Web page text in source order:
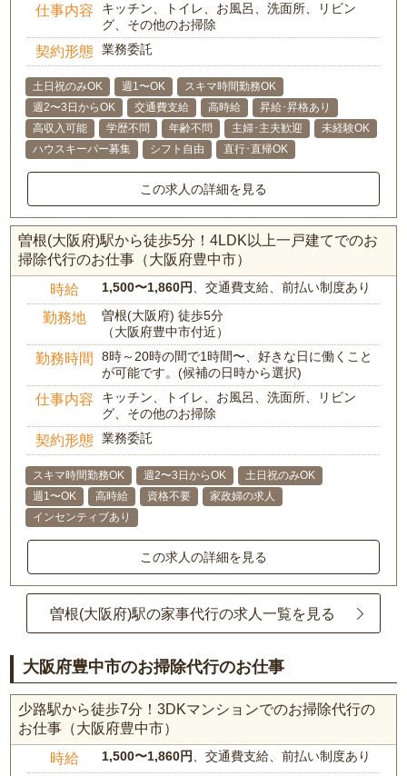
仕事内容
キッチン、トイレ、お風呂、洗面所、リビン
グ、その他のお掃除
契約形態 業務委託
土日祝のみOK 週1〜OK
スキマ時間勤務OK
週2〜3日からOK
交通費支給 高時給
昇給･昇格あり
高収入可能
学歴不問 年齢不問 主婦･主夫歓迎
未経験OK
ハウスキーパー募集
シフト自由 直行･直帰OK
この求人の詳細を見る
曽根(大阪府)駅から徒歩5分！4LDK以上一戸建てでのお
掃除代行のお仕事（大阪府豊中市）
時給 1,500〜1,860円、交通費支給、前払い制度あり
勤務地
曽根(大阪府) 徒歩5分
（大阪府豊中市付近）
勤務時間
8時～20時の間で1時間〜、好きな日に働くこと
が可能です。(候補の日時から選択)
仕事内容
キッチン、トイレ、お風呂、洗面所、リビン
グ、その他のお掃除
契約形態 業務委託
スキマ時間勤務OK 週2〜3日からOK
土日祝のみOK
週1〜OK
高時給 資格不要
家政婦の求人
インセンティブあり
この求人の詳細を見る
曽根(大阪府)駅の家事代行の求人一覧を見る
大阪府豊中市のお掃除代行のお仕事
少路駅から徒歩7分！3DKマンションでのお掃除代行の
お仕事（大阪府豊中市）
時給 1,500〜1,860円 、交通費支給、前払い制度あり